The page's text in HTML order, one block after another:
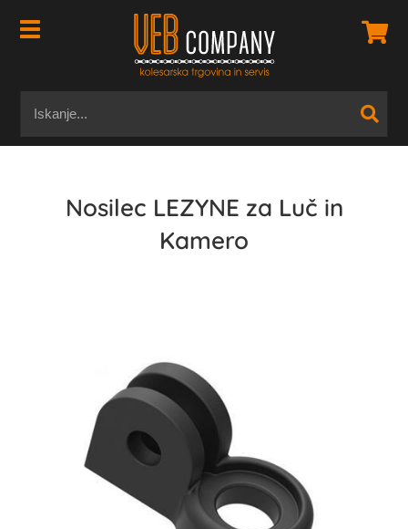
Nosilec LEZYNE za Luč in
Kamero